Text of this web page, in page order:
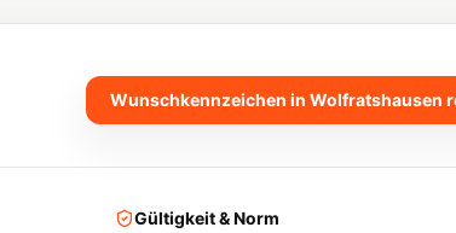
Wunschkennzeichen in Wolfratshausen
Gültigkeit & Norm